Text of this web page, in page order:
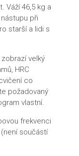
Váží 46,5 kg a
při
starší a lidi s
zobrazí velký
, HRC
co
požadovaný
vlastní.
frekvenci
součástí